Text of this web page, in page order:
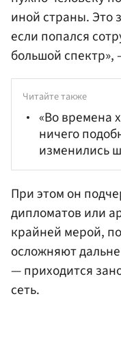
иной страны. Это
если попался
большой спектр»,
Читайте также
«Во времена
ничего
изменились
При этом он
дипломатов или
крайней мерой,
осложняют
— приходится
сеть.